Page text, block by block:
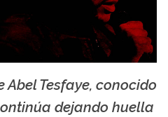
La X mas música
Tesfaye, conocido
dejando huella